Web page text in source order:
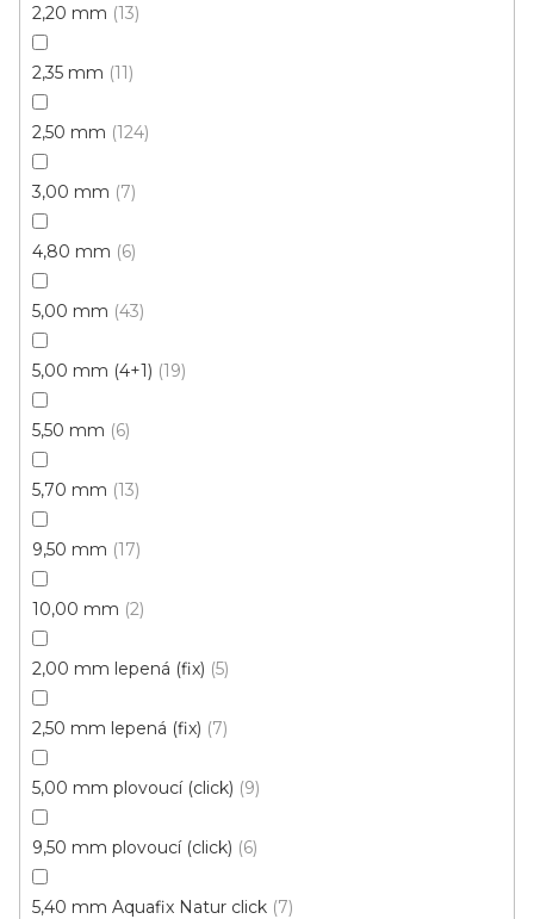
2,20 mm 13
2,35 mm 11
2,50 mm 124
3,00 mm 7
4,80 mm 6
5,00 mm 43
5,00 mm (4+1) 19
5,50 mm 6
5,70 mm 13
9,50 mm 17
10,00 mm 2
2,00 mm lepená (fix) 5
2,50 mm lepená (fix) 7
5,00 mm plovoucí (click) 9
9,50 mm plovoucí (click) 6
5,40 mm Aquafix Natur click 7
Vinylové dílce Purello Fix 30 V / 31141
459 Kč
499 Kč
Fix 30V (lepená)